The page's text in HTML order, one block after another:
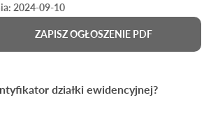
działki ewidencyjnej?
2024-09-10
ZAPISZ OGŁOSZENIE PDF